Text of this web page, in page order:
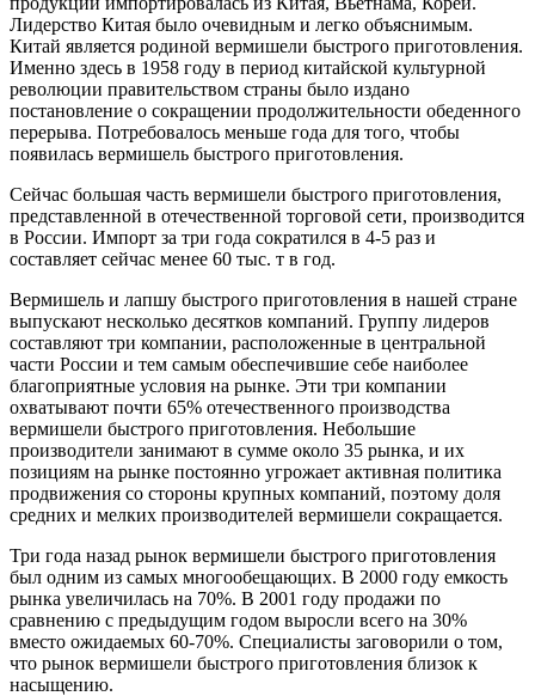
Лидерство Китая было очевидным и легко объяснимым.
Китай является родиной вермишели быстрого приготовления.
Именно здесь в 1958 году в период китайской культурной
революции правительством страны было издано
постановление о сокращении продолжительности обеденного
перерыва. Потребовалось меньше года для того, чтобы
появилась вермишель быстрого приготовления.
Сейчас большая часть вермишели быстрого приготовления,
представленной в отечественной торговой сети, производится
в России. Импорт за три года сократился в 4-5 раз и
составляет сейчас менее 60 тыс. т в год.
Вермишель и лапшу быстрого приготовления в нашей стране
выпускают несколько десятков компаний. Группу лидеров
составляют три компании, расположенные в центральной
части России и тем самым обеспечившие себе наиболее
благоприятные условия на рынке. Эти три компании
охватывают почти 65% отечественного производства
вермишели быстрого приготовления. Небольшие
производители занимают в сумме около 35 рынка, и их
позициям на рынке постоянно угрожает активная политика
продвижения со стороны крупных компаний, поэтому доля
средних и мелких производителей вермишели сокращается.
Три года назад рынок вермишели быстрого приготовления
был одним из самых многообещающих. В 2000 году емкость
рынка увеличилась на 70%. В 2001 году продажи по
сравнению с предыдущим годом выросли всего на 30%
вместо ожидаемых 60-70%. Специалисты заговорили о том,
что рынок вермишели быстрого приготовления близок к
насыщению.